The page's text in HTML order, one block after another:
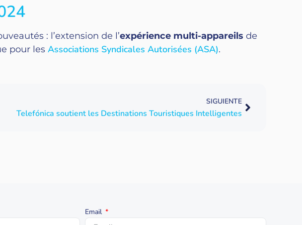
: l’extension de l’expérience multi-appareils de
pour les Associations Syndicales Autorisées (ASA).
SIGUIENTE
Telefónica soutient les Destinations Touristiques Intelligentes
Email